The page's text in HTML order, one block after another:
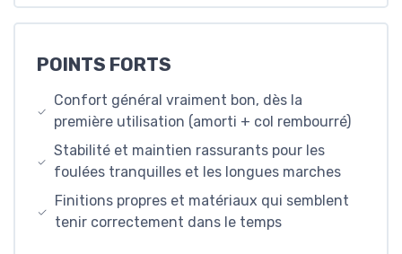
POINTS FORTS
Confort général vraiment bon, dès la
première utilisation (amorti + col rembourré)
Stabilité et maintien rassurants pour les
foulées tranquilles et les longues marches
Finitions propres et matériaux qui semblent
tenir correctement dans le temps